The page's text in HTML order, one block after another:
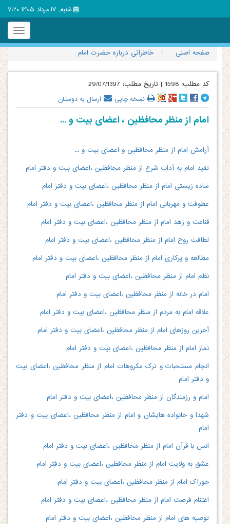
شنبه, 17 مرداد 1405 7:20
Toggle
صفحه اصلی
خاطراتی درباره حضرت امام
کد مطلب: 1598
| تاریخ مطلب: 29/07/1397
نسخه چاپی ارسال به دوستان
امام از منظر محافظین ، اعضای بیت و ...
آرامش امام از منظر محافظین و اعضای بیت و ...
تقید امام به آداب شرع از منظر محافظین ،اعضای بیت و دفتر امام
ساده زیستی امام از منظر محافظین ،اعضای بیت و دفتر امام
عطوفت و مهربانی امام از منظر محافظین ،اعضای بیت و دفتر امام
قناعت و زهد امام از منظر محافظین ،اعضای بیت و دفتر امام
لطافت روح امام از منظر محافظین ،اعضای بیت و دفتر امام
مطالعه و پرکاری امام از منظر محافظین ،اعضای بیت و دفتر امام
نظم امام از منظر محافظین ،اعضای بیت و دفتر امام
امام در خانه از منظر محافظین ،اعضای بیت و دفتر امام
علاقه امام به مردم از منظر محافظین ،اعضای بیت و دفتر امام
آخرین روزهای امام از منظر محافظین ،اعضای بیت و دفتر امام
نماز امام از منظر محافظین ،اعضای بیت و دفتر امام
انجام مستحبات و ترک مکروهات امام از منظر محافظین ،اعضای بیت
و دفتر امام
امام و رزمندگان از منظر محافظین ،اعضای بیت و دفتر امام
شهدا و خانواده هایشان و امام از منظر محافظین ،اعضای بیت و دفتر
امام
انس با قرآن امام از منظر محافظین ،اعضای بیت و دفتر امام
عشق به ولایت امام از منظر محافظین ،اعضای بیت و دفتر امام
خوراک امام از منظر محافظین ،اعضای بیت و دفتر امام
اغتنام فرصت امام از منظر محافظین ،اعضای بیت و دفتر امام
توصیه های امام از منظر محافظین ،اعضای بیت و دفتر امام